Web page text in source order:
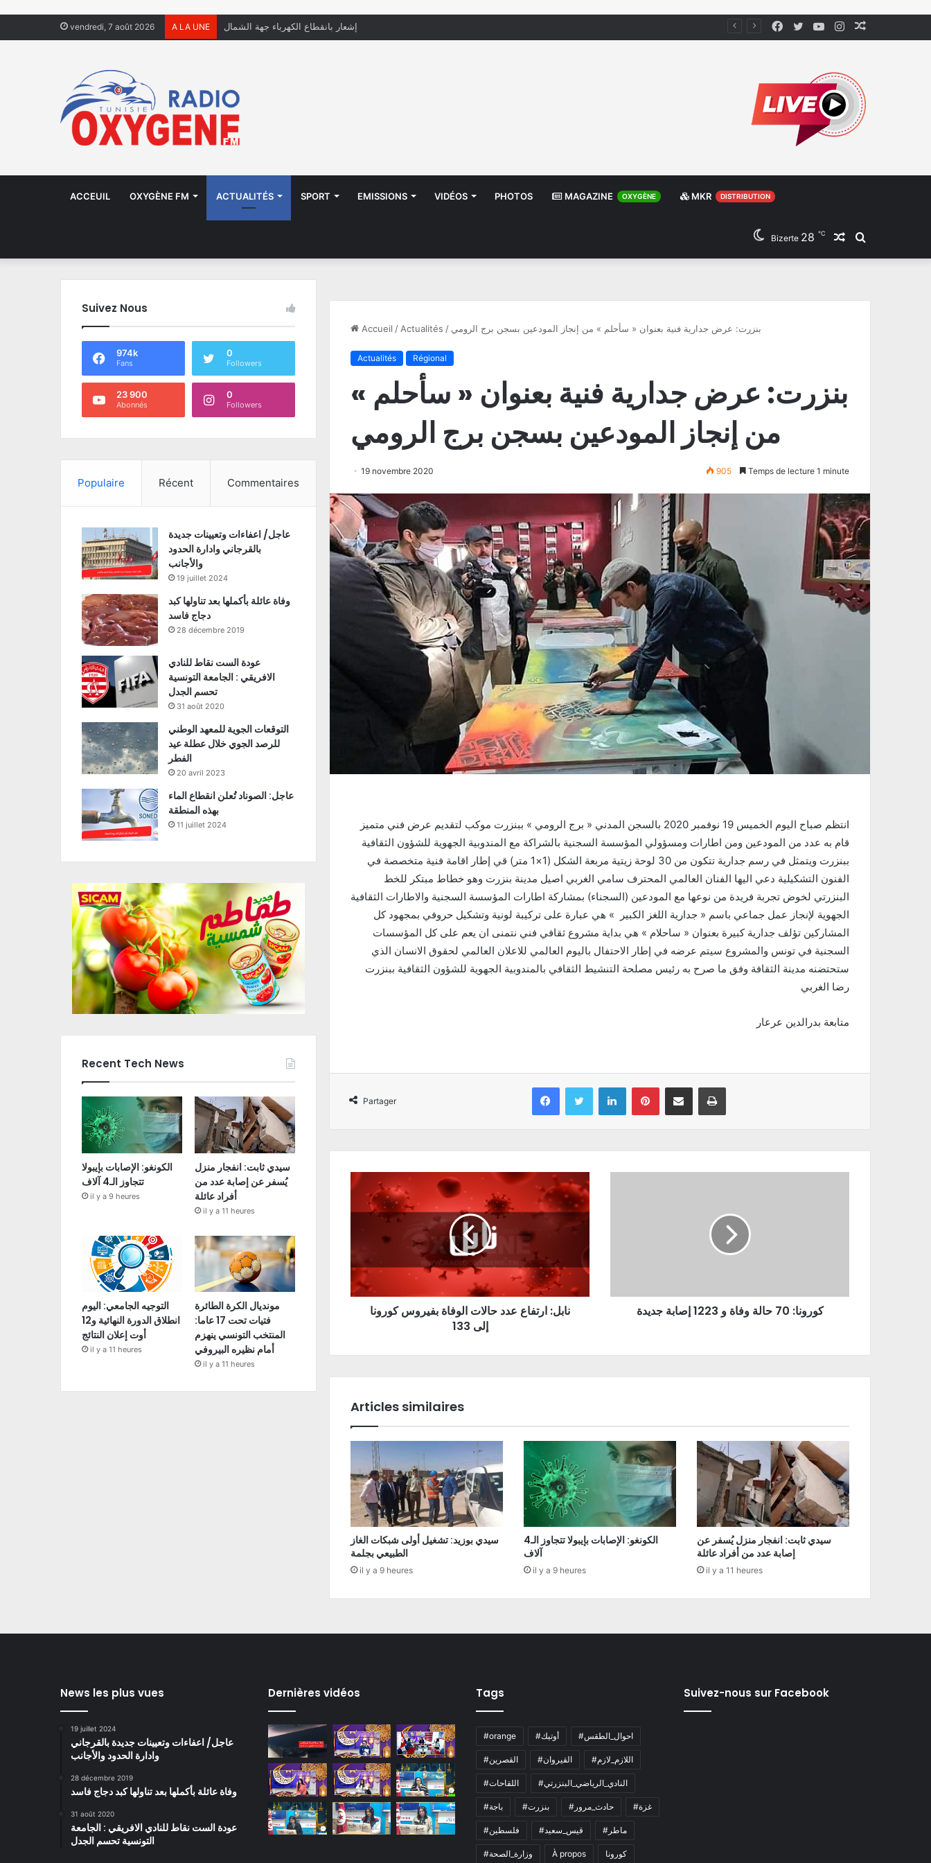
vendredi, 7 août 2026 A LA UNE منظّمة تدعو السلطات إلى التدخل بعد تداول صور أطفال يعيشون في الشوارع Instagram
YouTube
Twitter
Facebook
ACCEUIL OXYGÈNE FM ACTUALITÉS SPORT EMISSIONS VIDÉOS PHOTOS MAGAZINE OXYGÈNE MKR DISTRIBUTION
Rechercher
Article
Bizerte 28 ℃
Accueil / Actualités / بنزرت: عرض جدارية فنية بعنوان « سأحلم » من إنجاز المودعين بسجن برج الرومي
Actualités Régional
بنزرت: عرض جدارية فنية بعنوان « سأحلم »
من إنجاز المودعين بسجن برج الرومي
19 novembre 2020 905 Temps de lecture 1 minute
قام به عدد من المودعين ومن اطارات ومسؤولي المؤسسة السجنية بالشراكة مع المندوبية الجهوية للشؤون الثقافية
ببنزرت ويتمثل في رسم جدارية تتكون من 30 لوحة زيتية مربعة الشكل (1×1 متر) قي إطار اقامة فنية متخصصة في
الفنون التشكيلية دعي اليها الفنان العالمي المحترف سامي الغربي اصيل مدينة بنزرت وهو خطاط مبتكر للخط
البنزرتي لخوض تجربة فريدة من نوعها مع المودعين (السجناء) بمشاركة اطارات المؤسسة السجنية والاطارات الثقافية
الجهوية لإنجاز عمل جماعي باسم « جدارية اللغز الكبير » هي عبارة على تركيبة لونية وتشكيل حروفي بمجهود كل
المشاركين تؤلف جدارية كبيرة بعنوان « ساحلام » هي بداية مشروع ثقافي فني نتمنى ان يعم على كل المؤسسات
السجنية في تونس والمشروع سيتم عرضه في إطار الاحتفال باليوم العالمي للاعلان العالمي لحقوق الانسان الذي
ستحتضنه مدينة الثقافة وفق ما صرح به رئيس مصلحة التنشيط الثقافي بالمندوبية الجهوية للشؤون الثقافية ببنزرت
رضا الغربي
متابعة بدرالدين عرعار
Partager
Facebook Twitter Linkedin Pinterest Partager par email Imprimer
نابل: ارتفاع عدد حالات الوفاة بفيروس كورونا
إلى 133
كورونا: 70 حالة وفاة و 1223 إصابة جديدة
Articles similaires
سيدي بوزيد: تشغيل أولى شبكات الغاز
الطبيعي بجلمة
il y a 9 heures
الكونغو: الإصابات بإيبولا تتجاوز الـ4
آلاف
il y a 9 heures
سيدي ثابت: انفجار منزل يُسفر عن
إصابة عدد من أفراد عائلة
il y a 11 heures
Suivez Nous
974k
Fans
0
Followers
23 900
Abonnés
0
Followers
Populaire Récent Commentaires
عاجل/ اعفاءات وتعيينات جديدة
بالقرجاني وادارة الحدود
والأجانب
19 juillet 2024
وفاة عائلة بأكملها بعد تناولها كبد
دجاج فاسد
28 décembre 2019
عودة الست نقاط للنادي
الافريقي : الجامعة التونسية
تحسم الجدل
31 août 2020
التوقعات الجوية للمعهد الوطني
للرصد الجوي خلال عطلة عيد
الفطر
20 avril 2023
عاجل: الصوناد تُعلن انقطاع الماء
بهذه المنطقة
11 juillet 2024
Recent Tech News
الكونغو: الإصابات بإيبولا
تتجاوز الـ4 آلاف
il y a 9 heures
سيدي ثابت: انفجار منزل
يُسفر عن إصابة عدد من
أفراد عائلة
il y a 11 heures
التوجيه الجامعي: اليوم
انطلاق الدورة النهائية و12
أوت إعلان النتائج
il y a 11 heures
مونديال الكرة الطائرة
فتيات تحت 17 عاما:
المنتخب التونسي ينهزم
أمام نظيره البيروفي
il y a 11 heures
News les plus vues
19 juillet 2024
عاجل/ اعفاءات وتعيينات جديدة بالقرجاني
وادارة الحدود والأجانب
28 décembre 2019
وفاة عائلة بأكملها بعد تناولها كبد دجاج فاسد
31 août 2020
عودة الست نقاط للنادي الافريقي : الجامعة
التونسية تحسم الجدل
Dernières vidéos Tags
#orange #أوتيك #احوال_الطقس
#القصرين #القيروان #اللازم_لازم
#اللقاحات #النادي_الرياضي_البنزرتي
#باجة #بنزرت #حادث_مرور #غزة
#فلسطين #قيس_سعيد #ماطر
#وزارة_الصحة À propos كورونا
Suivez-nous sur Facebook